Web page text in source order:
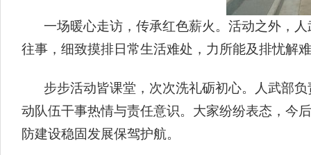
一场暖心走访，传承红色薪火。活动之外，
往事，细致摸排日常生活难处，力所能及排忧解
步步活动皆课堂，次次洗礼砺初心。人武部
动队伍干事热情与责任意识。大家纷纷表态，今
防建设稳固发展保驾护航。